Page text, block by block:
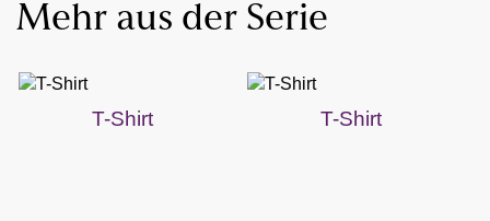
Mehr aus der Serie
T-Shirt T-Shirt